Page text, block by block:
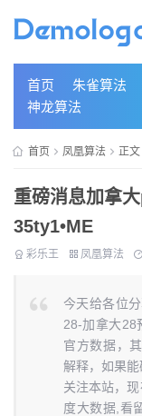
首页 朱雀算法
神龙算法
首页 凤凰算法 正文
重磅消息加拿
35ty1 •ME
彩乐王 凤凰算法
今天给各位
28-加拿大28
官方数据，
解释，如果
关注本站，
度大数据,看